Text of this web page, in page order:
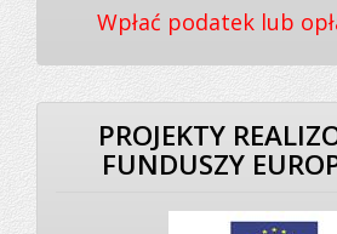
Wpłać podatek lub
PROJEKTY
FUNDUSZY